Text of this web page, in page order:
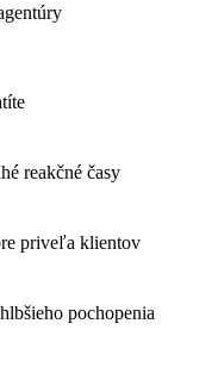
reakčné časy
priveľa klientov
pochopenia